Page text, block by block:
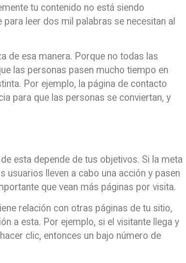
tu contenido no está siendo
leer dos mil palabras se necesitan al
de esa manera. Porque no todas las
las personas pasen mucho tiempo en
Por ejemplo, la página de contacto
para que las personas se conviertan, y
esta depende de tus objetivos. Si la meta
usuarios lleven a cabo una acción y pasen
que vean más páginas por visita.
relación con otras páginas de tu sitio,
a esta. Por ejemplo, si el visitante llega y
clic, entonces un bajo número de